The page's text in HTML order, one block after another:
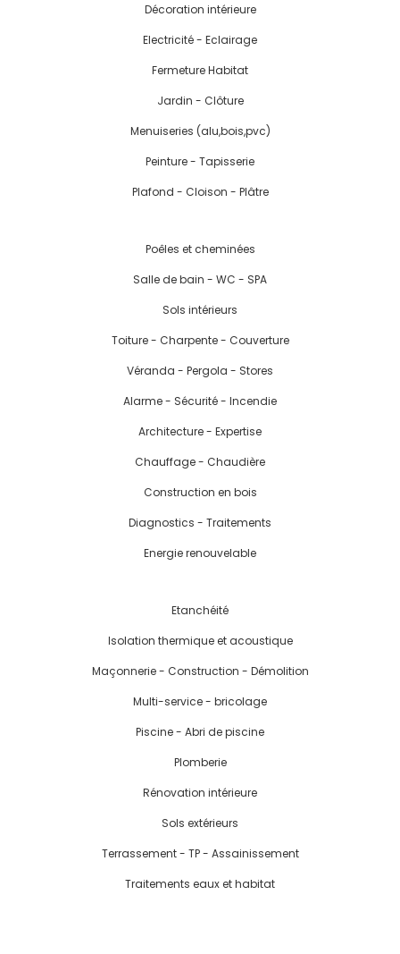
Décoration intérieure
Electricité - Eclairage
Fermeture Habitat
Jardin - Clôture
Menuiseries (alu,bois,pvc)
Peinture - Tapisserie
Plafond - Cloison - Plâtre
Poêles et cheminées
Salle de bain - WC - SPA
Sols intérieurs
Toiture - Charpente - Couverture
Véranda - Pergola - Stores
Alarme - Sécurité - Incendie
Architecture - Expertise
Chauffage - Chaudière
Construction en bois
Diagnostics - Traitements
Energie renouvelable
Etanchéité
Isolation thermique et acoustique
Maçonnerie - Construction - Démolition
Multi-service - bricolage
Piscine - Abri de piscine
Plomberie
Rénovation intérieure
Sols extérieurs
Terrassement - TP - Assainissement
Traitements eaux et habitat